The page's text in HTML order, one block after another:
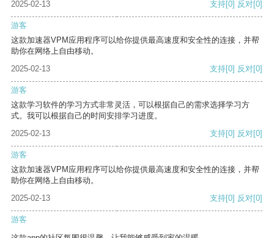
2025-02-13 支持[0] 反对[0]
游客
这款加速器VPM应用程序可以给你提供最高速度和安全性的连接，并帮
助你在网络上自由移动。
2025-02-13
支持[0] 反对[0]
游客
这款学习软件的学习方式非常灵活，可以根据自己的需求选择学习方
式。我可以根据自己的时间安排学习进度。
2025-02-13
支持[0] 反对[0]
游客
这款加速器VPM应用程序可以给你提供最高速度和安全性的连接，并帮
助你在网络上自由移动。
2025-02-13
支持[0] 反对[0]
游客